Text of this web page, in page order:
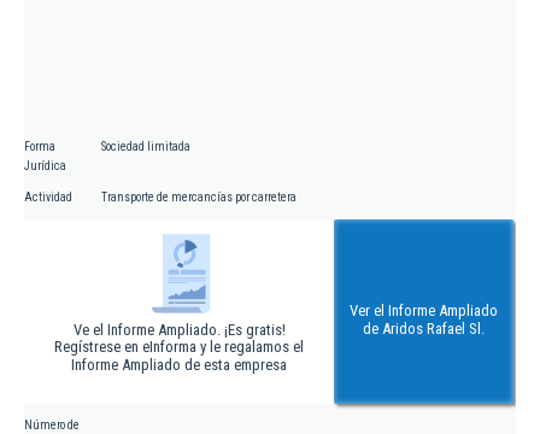
Forma
Jurídica
Sociedad limitada
Actividad Transporte de mercancías por carretera
Ve el Informe Ampliado. ¡Es gratis!
Regístrese en eInforma y le regalamos el
Informe Ampliado de esta empresa
Ver el Informe Ampliado
de Aridos Rafael Sl.
Número de